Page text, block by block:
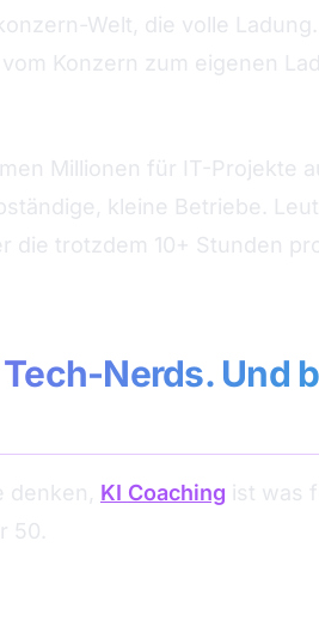
Welt, die volle
Konzern zum eigenen
Millionen für IT-Projekte
kleine Betriebe.
die trotzdem 10+ Stunden
Nerds. Und
denken, KI Coaching ist was
50.